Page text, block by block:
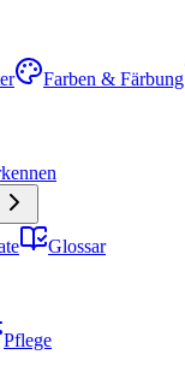
Farben & Färbung
Glossar
Pflege